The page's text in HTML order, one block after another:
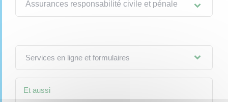
Assurances responsabilité civile et pénale
Services en ligne et formulaires
Et aussi